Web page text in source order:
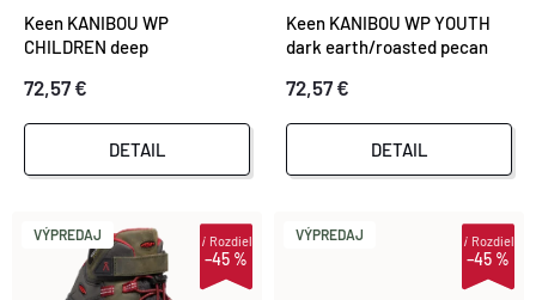
E
P
R
S
P
R
O
Keen KANIBOU WP
CHILDREN deep
72,57 €
DETAIL
Keen KANIBOU WP YOUTH
dark earth/roasted pecan
72,57 €
DETAIL
VÝPREDAJ
–45 %
iRozdiel VÝPREDAJ
–45 %
iRozdiel